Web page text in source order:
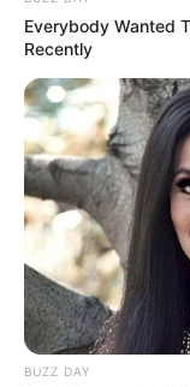
Everybody Wanted
Recently
BUZZ DAY